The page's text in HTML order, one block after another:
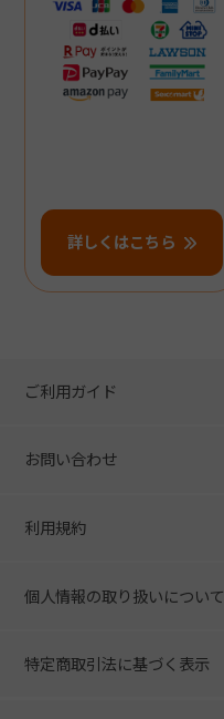
詳しくはこちら
ご利用ガイド
お問い合わせ
利用規約
個人情報の取り扱いについて
特定商取引法に基づく表示